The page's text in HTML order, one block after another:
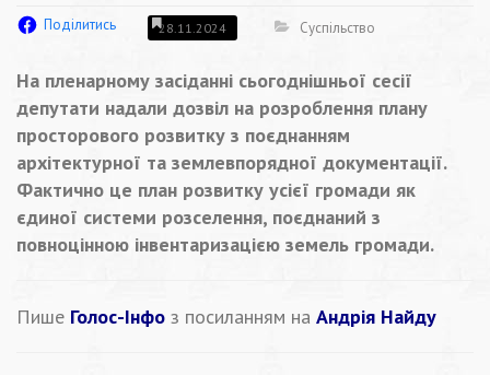
Поділитись 28.11.2024 Суспільство
На пленарному засіданні сьогоднішньої сесії
депутати надали дозвіл на розроблення плану
просторового розвитку з поєднанням
архітектурної та землевпорядної документації.
Фактично це план розвитку усієї громади як
єдиної системи розселення, поєднаний з
повноцінною інвентаризацією земель громади.
Пише Голос-Інфо з посиланням на Андрія Найду